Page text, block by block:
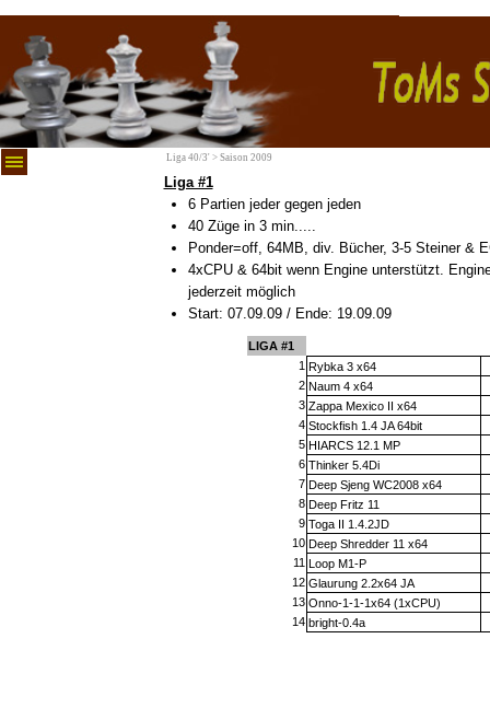
Liga 40/3' > Saison 2009
Liga #1
6 Partien jeder gegen jeden
40 Züge in 3 min.....
Ponder=off, 64MB, div. Bücher, 3-5 Steiner &
4xCPU & 64bit wenn Engine unterstützt.
jederzeit möglich
Start: 07.09.09 / Ende: 19.09.09
LIGA #1
1 Rybka 3 x64
2 Naum 4 x64
3 Zappa Mexico II x64
4 Stockfish 1.4 JA 64bit
5 HIARCS 12.1 MP
6 Thinker 5.4Di
7 Deep Sjeng WC2008 x64
8 Deep Fritz 11
9 Toga II 1.4.2JD
10 Deep Shredder 11 x64
11 Loop M1-P
12 Glaurung 2.2x64 JA
13 Onno-1-1-1x64 (1xCPU)
14 bright-0.4a